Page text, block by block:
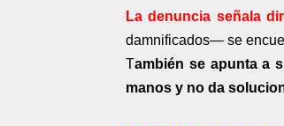
La denuncia señala
damnificados— se
También se apunta a
manos y no da